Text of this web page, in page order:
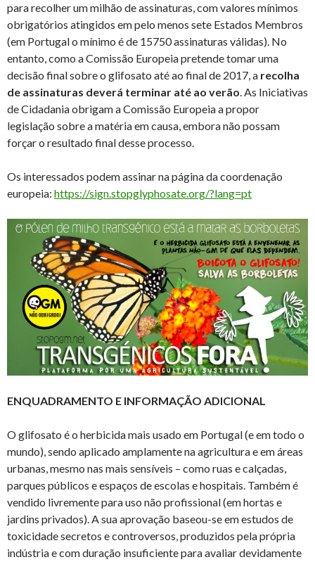
para recolher um milhão de assinaturas, com valores mínimos
obrigatórios atingidos em pelo menos sete Estados Membros
(em Portugal o mínimo é de 15750 assinaturas válidas). No
entanto, como a Comissão Europeia pretende tomar uma
decisão final sobre o glifosato até ao final de 2017, a recolha
de assinaturas deverá terminar até ao verão. As Iniciativas
de Cidadania obrigam a Comissão Europeia a propor
legislação sobre a matéria em causa, embora não possam
forçar o resultado final desse processo.
Os interessados podem assinar na página da coordenação
europeia: https://sign.stopglyphosate.org/?lang=pt
ENQUADRAMENTO E INFORMAÇÃO ADICIONAL
O glifosato é o herbicida mais usado em Portugal (e em todo o
mundo), sendo aplicado amplamente na agricultura e em áreas
urbanas, mesmo nas mais sensíveis – como ruas e calçadas,
parques públicos e espaços de escolas e hospitais. Também é
vendido livremente para uso não profissional (em hortas e
jardins privados). A sua aprovação baseou-se em estudos de
toxicidade secretos e controversos, produzidos pela própria
indústria e com duração insuficiente para avaliar devidamente